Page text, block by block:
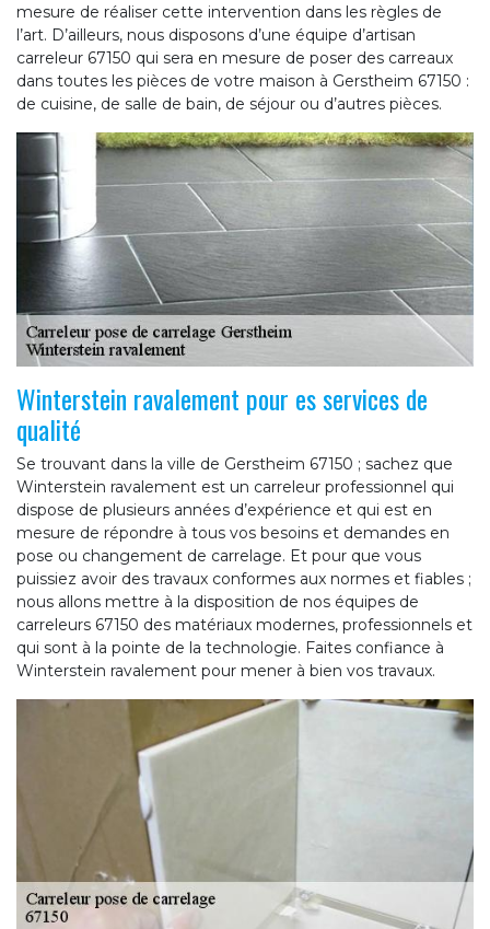
mesure de réaliser cette intervention dans les règles de
l’art. D’ailleurs, nous disposons d’une équipe d’artisan
carreleur 67150 qui sera en mesure de poser des carreaux
dans toutes les pièces de votre maison à Gerstheim 67150 :
de cuisine, de salle de bain, de séjour ou d’autres pièces.
Winterstein ravalement pour es services de
qualité
Se trouvant dans la ville de Gerstheim 67150 ; sachez que
Winterstein ravalement est un carreleur professionnel qui
dispose de plusieurs années d’expérience et qui est en
mesure de répondre à tous vos besoins et demandes en
pose ou changement de carrelage. Et pour que vous
puissiez avoir des travaux conformes aux normes et fiables ;
nous allons mettre à la disposition de nos équipes de
carreleurs 67150 des matériaux modernes, professionnels et
qui sont à la pointe de la technologie. Faites confiance à
Winterstein ravalement pour mener à bien vos travaux.